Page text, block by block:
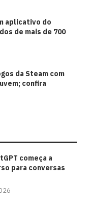
aplicativo do
de mais de 700
da Steam com
confira
começa a
para conversas